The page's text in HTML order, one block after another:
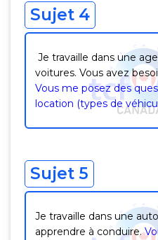
Sujet 4
Je travaille dans une
voitures. Vous avez
Vous me posez des
location (types de
Sujet 5
Je travaille dans une
apprendre à conduire.